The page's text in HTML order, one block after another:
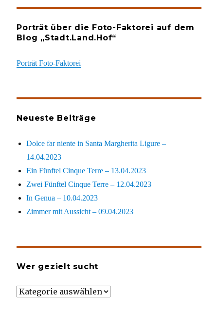
Porträt über die Foto-Faktorei auf dem
Blog „Stadt.Land.Hof“
Porträt Foto-Faktorei
Neueste Beiträge
Dolce far niente in Santa Margherita Ligure –
14.04.2023
Ein Fünftel Cinque Terre – 13.04.2023
Zwei Fünftel Cinque Terre – 12.04.2023
In Genua – 10.04.2023
Zimmer mit Aussicht – 09.04.2023
Wer gezielt sucht
Wer